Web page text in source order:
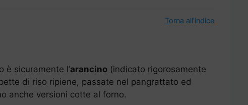
Torna all'indice
è sicuramente l’arancino (indicato rigorosamente
di riso ripiene, passate nel pangrattato ed
anche versioni cotte al forno.